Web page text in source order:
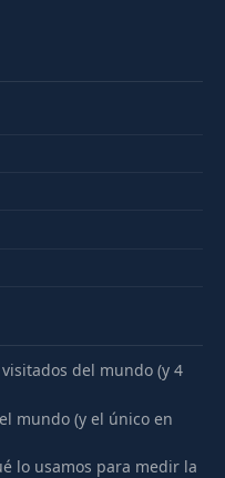
del mundo (y 4
mundo (y el único en
lo usamos para medir la